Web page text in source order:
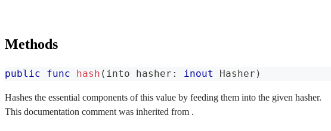
Methods
public func hash ( into hasher : inout Hasher )
Hashes the essential components of this value by feeding them into the given hasher.
This documentation comment was inherited from .